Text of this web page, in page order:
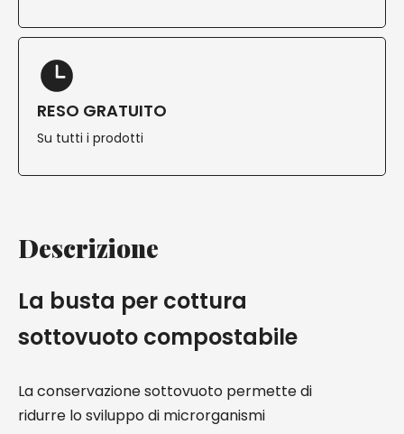
RESO GRATUITO
Su tutti i prodotti
Descrizione
La busta per cottura
sottovuoto compostabile
La conservazione sottovuoto permette di
ridurre lo sviluppo di microrganismi